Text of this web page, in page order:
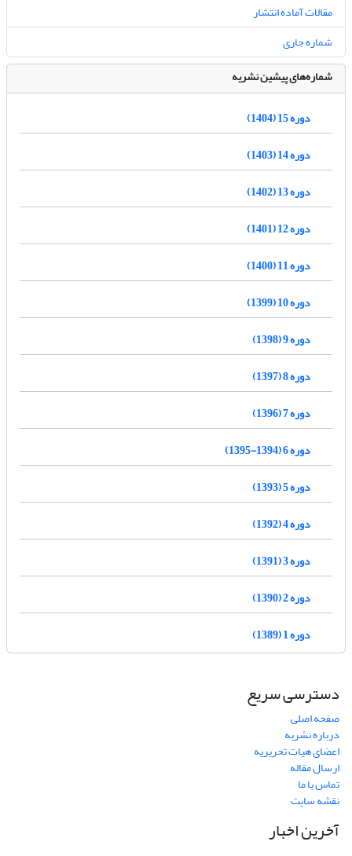
مقالات آماده انتشار
شماره جاری
شماره‌های پیشین نشریه
دوره 15 (1404)
دوره 14 (1403)
دوره 13 (1402)
دوره 12 (1401)
دوره 11 (1400)
دوره 10 (1399)
دوره 9 (1398)
دوره 8 (1397)
دوره 7 (1396)
دوره 6 (1394-1395)
دوره 5 (1393)
دوره 4 (1392)
دوره 3 (1391)
دوره 2 (1390)
دوره 1 (1389)
دسترسی سریع
صفحه اصلی
درباره نشریه
اعضای هیات تحریریه
ارسال مقاله
تماس با ما
نقشه سایت
آخرین اخبار